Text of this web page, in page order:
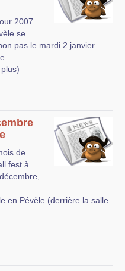
2007
se
pas le mardi 2 janvier.
de
fest à
en Pévèle (derrière la salle